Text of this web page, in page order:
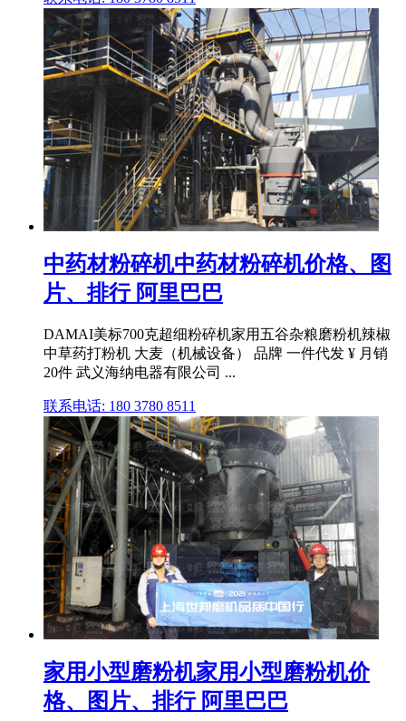
中药材粉碎机中药材粉碎机价格、图
片、排行 阿里巴巴
DAMAI美标700克超细粉碎机家用五谷杂粮磨粉机辣椒
中草药打粉机 大麦（机械设备） 品牌 一件代发 ¥ 月销
20件 武义海纳电器有限公司 ...
联系电话: 180 3780 8511
家用小型磨粉机家用小型磨粉机价
格、图片、排行 阿里巴巴